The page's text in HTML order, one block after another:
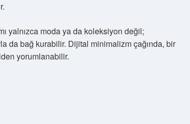
yalnızca moda ya da koleksiyon değil;
da bağ kurabilir. Dijital minimalizm çağında, bir
yorumlanabilir.